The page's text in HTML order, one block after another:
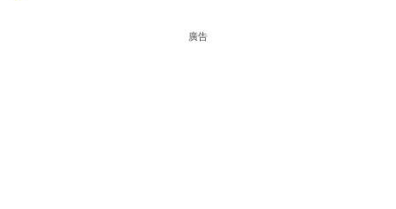
廣告